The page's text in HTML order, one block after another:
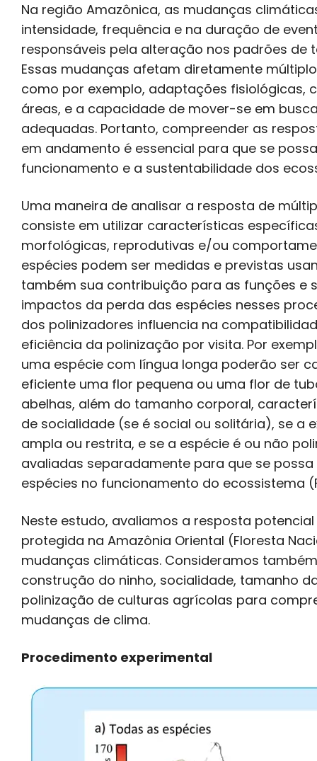
Na região Amazônica, as mudanças
intensidade, frequência e na duração de
responsáveis pela alteração nos padrões de
Essas mudanças afetam diretamente
como por exemplo, adaptações fisiológicas,
áreas, e a capacidade de mover-se em
adequadas. Portanto, compreender as
em andamento é essencial para que se
funcionamento e a sustentabilidade dos
Uma maneira de analisar a resposta de
consiste em utilizar características
morfológicas, reprodutivas e/ou
espécies podem ser medidas e previstas
também sua contribuição para as funções e
impactos da perda das espécies nesses
dos polinizadores influencia na
eficiência da polinização por visita. Por
uma espécie com língua longa poderão ser
eficiente uma flor pequena ou uma flor de
abelhas, além do tamanho corporal,
de socialidade (se é social ou solitária), se a
ampla ou restrita, e se a espécie é ou não
avaliadas separadamente para que se
espécies no funcionamento do ecossistema
Neste estudo, avaliamos a resposta
protegida na Amazônia Oriental (Floresta
mudanças climáticas. Consideramos
construção do ninho, socialidade, tamanho
polinização de culturas agrícolas para
mudanças de clima.
Procedimento experimental